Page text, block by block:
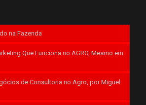
na Fazenda
Que Funciona no AGRO, Mesmo em
de Consultoria no Agro, por Miguel